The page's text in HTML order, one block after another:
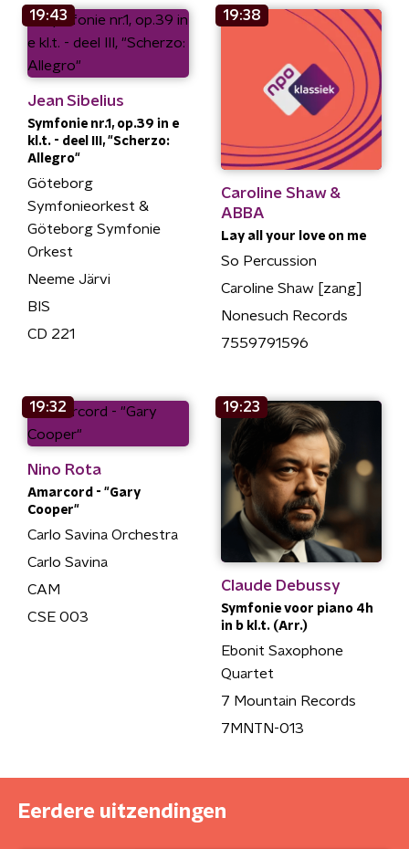
19:43
Jean Sibelius
Symfonie nr.1, op.39 in e
kl.t. - deel III, "Scherzo:
Allegro"
Göteborg
Symfonieorkest &
Göteborg Symfonie
Orkest
Neeme Järvi
BIS
CD 221
19:38
Caroline Shaw &
ABBA
Lay all your love on me
So Percussion
Caroline Shaw [zang]
Nonesuch Records
7559791596
19:32
Nino Rota
Amarcord - "Gary
Cooper"
Carlo Savina Orchestra
Carlo Savina
CAM
CSE 003
19:23
Claude Debussy
Symfonie voor piano 4h
in b kl.t. (Arr.)
Ebonit Saxophone
Quartet
7 Mountain Records
7MNTN-013
Eerdere uitzendingen